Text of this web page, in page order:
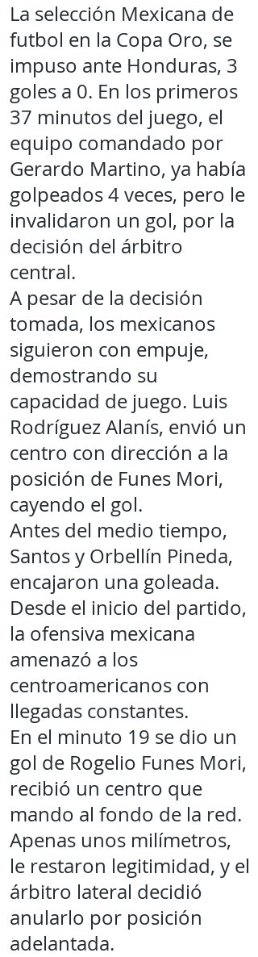
La selección Mexicana de
futbol en la Copa Oro, se
impuso ante Honduras, 3
goles a 0. En los primeros
37 minutos del juego, el
equipo comandado por
Gerardo Martino, ya había
golpeados 4 veces, pero le
invalidaron un gol, por la
decisión del árbitro
central.
A pesar de la decisión
tomada, los mexicanos
siguieron con empuje,
demostrando su
capacidad de juego. Luis
Rodríguez Alanís, envió un
centro con dirección a la
posición de Funes Mori,
cayendo el gol.
Antes del medio tiempo,
Santos y Orbellín Pineda,
encajaron una goleada.
Desde el inicio del partido,
la ofensiva mexicana
amenazó a los
centroamericanos con
llegadas constantes.
En el minuto 19 se dio un
gol de Rogelio Funes Mori,
recibió un centro que
mando al fondo de la red.
Apenas unos milímetros,
le restaron legitimidad, y el
árbitro lateral decidió
anularlo por posición
adelantada.